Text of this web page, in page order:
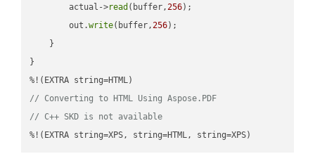
        actual->
read (buffer,256);
        out.
write(buffer,256);
    }
}
// Converting to HTML Using Aspose.PDF
// C++ SKD is not available
%!(EXTRA string=XPS, string=HTML, string=XPS)